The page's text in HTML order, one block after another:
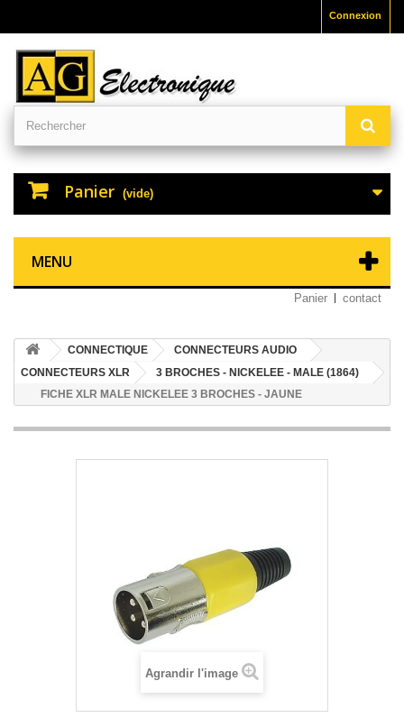
Connexion
Panier (vide)
MENU
Panier contact
CONNECTIQUE
CONNECTEURS AUDIO
CONNECTEURS XLR
3 BROCHES - NICKELEE - MALE (1864)
FICHE XLR MALE NICKELEE 3 BROCHES - JAUNE
Agrandir l'image